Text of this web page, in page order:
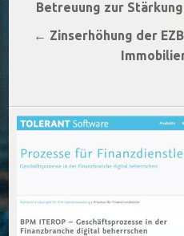
Betreuung zur
← Zinserhöhung der